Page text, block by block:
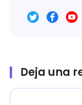
Deja una